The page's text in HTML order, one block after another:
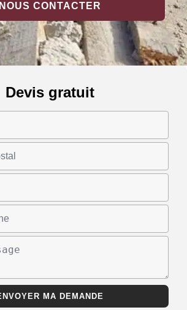
NOUS CONTACTER
Devis gratuit